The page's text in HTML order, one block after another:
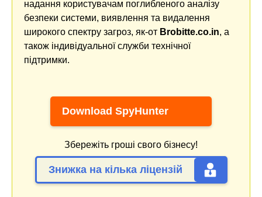
надання користувачам поглибленого аналізу
безпеки системи, виявлення та видалення
широкого спектру загроз, як-от Brobitte.co.in, а
також індивідуальної служби технічної
підтримки.
Download SpyHunter
Збережіть гроші свого бізнесу!
Знижка на кілька ліцензій